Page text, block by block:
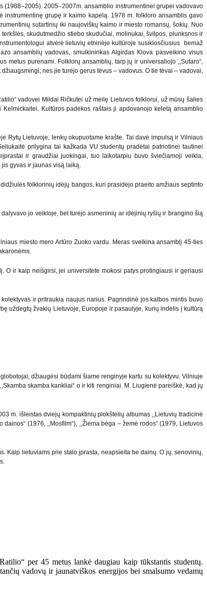
(1988–2005). 2005–2007m. ansamblio instrumentinei grupei vadovavo
grupę ir kaimo kapelą. 1978 m. folkloro ansamblis gavo
sutartinių iki naujoviškų kaimo ir miesto romansų, šokių. Nuo
skudutmedžio stiebo skudučiai, molinukai, švilpos, plunksnos ir
atvėrė lietuvių etninėje kultūroje susiklosčiusius bemaž
ansamblių vadovas, smuikininkas Algirdas Klova pasveikino visus
metus purenami. Folklorų ansamblių, tarp jų ir universaliojo ,,Sutaro“,
nes jie turėjo gerus tėvus – vadovus. O tie tėvai – vadovai,
vadovei Mildai Ričkutei už meilę Lietuvos folklorui, už mūsų šalies
Kultūros padėkos raštais ji apdovanojo keletą ansamblio
Rytų Lietuvoje, lenkų okupuotame krašte. Tai davė impulsą ir Vilniaus
prilygina tai kažkada VU studentų pradėtai patriotinei tautinei
ir graudžiai juokingai, tuo laikotarpiu buvo šviečiamoji veikla,
gyvas ir jaunas visą laiką.
folklorinių idėjų bangos, kuri prasidėjo praeito amžiaus septinto
jo veikloje, bet turėjo asmeninių ar idėjinių ryšių ir brangino šią
miesto mero Artūro Zuoko vardu. Meras sveikina ansamblį 45-ties
ir kaip neišgirsi, jei universitete mokosi patys protingiausi ir geriausi
ir pritraukia naujus narius. Pagrindinė jos kalbos mintis buvo
uždegtų žvakių Lietuvoje, Europoje ir pasaulyje, kurių indėlis į kultūrą
džiaugėsi būdami šiame renginyje kartu su kolektyvu. Vilniuje
skamba kankliai“ o ir kiti renginiai. M. Liugienė pareiškė, kad jų
m. išleistas dviejų kompaktinių plokštelių albumas ,,Lietuvių tradicinė
(1976, ,,Mosfilm“), ,,Žiema bėga – žemė rodos“ (1979, Lietuvos
Kaip lietuviams prie stalo įprasta, neapsieita be dainų. O jų, senovinių,
per 45 metus lankė daugiau kaip tūkstantis studentų.
vadovų ir jaunatviškos energijos bei smalsumo vedamų